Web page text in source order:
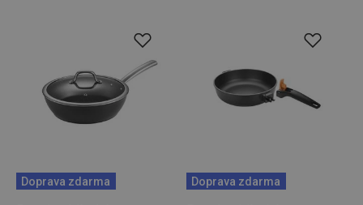
Doprava zdarma Doprava zdarma